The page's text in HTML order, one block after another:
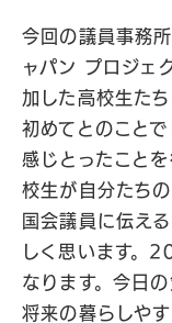
今回の議員事務
ャパン プロジェ
加した高校生た
初めてとのこと
感じとったこと
校生が自分たち
国会議員に伝え
しく思います。
なります。今日
将来の暮らしや